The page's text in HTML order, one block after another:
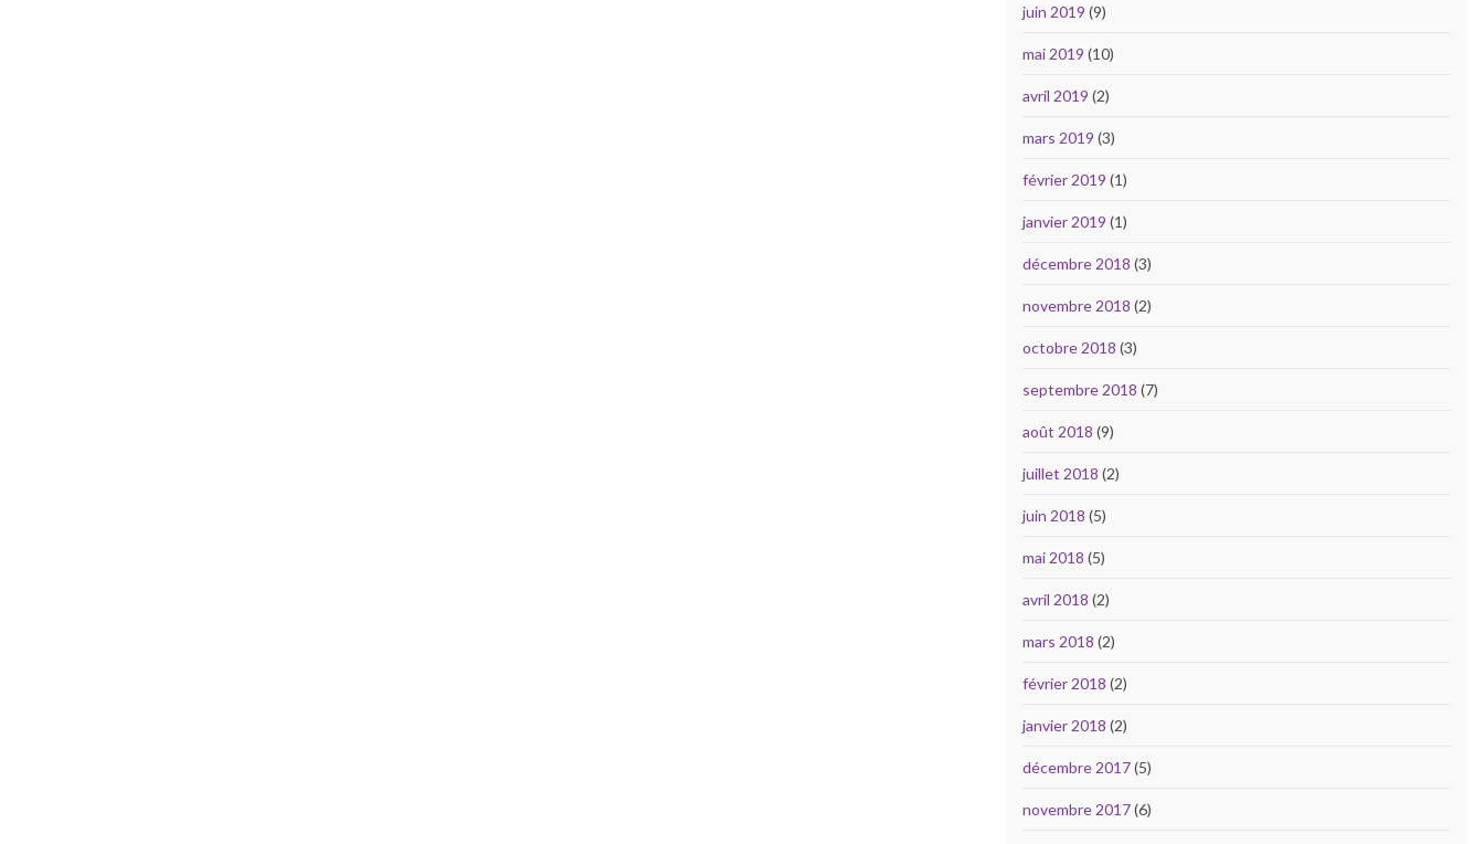
juin 2019 (9)
mai 2019 (10)
avril 2019 (2)
mars 2019 (3)
février 2019 (1)
janvier 2019 (1)
décembre 2018 (3)
novembre 2018 (2)
octobre 2018 (3)
septembre 2018 (7)
août 2018 (9)
juillet 2018 (2)
juin 2018 (5)
mai 2018 (5)
avril 2018 (2)
mars 2018 (2)
février 2018 (2)
janvier 2018 (2)
décembre 2017(5)
novembre 2017(6)